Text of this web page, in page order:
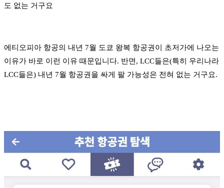
도 없는 거구요
에티오피아 항공의 내년 7월 도쿄 왕복 항공권이 초저가에 나오는
이유가 바로 이런 이유 때문입니다. 반면, LCC들은(특히 우리나라
LCC들은) 내년 7월 항공권을 싸게 팔 가능성은 전혀 없는 거구요.